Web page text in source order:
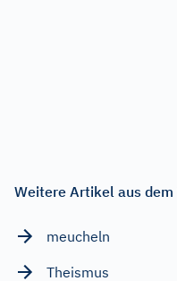
Weitere Artikel aus
meucheln
Theismus